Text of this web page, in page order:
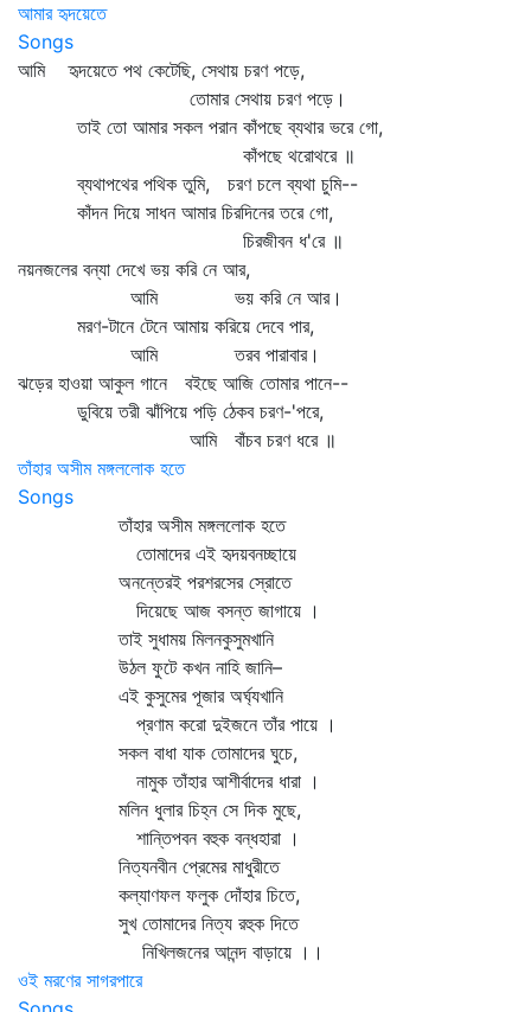
আমার হৃদয়েতে
Songs
আমি হৃদয়েতে পথ কেটেছি, সেথায় চরণ পড়ে,
তোমার সেথায় চরণ পড়ে।
তাই তো আমার সকল পরান কাঁপছে ব্যথার ভরে গো,
কাঁপছে থরোথরে ॥
ব্যথাপথের পথিক তুমি, চরণ চলে ব্যথা চুমি--
কাঁদন দিয়ে সাধন আমার চিরদিনের তরে গো,
চিরজীবন ধ'রে ॥
নয়নজলের বন্যা দেখে ভয় করি নে আর,
আমি ভয় করি নে আর।
মরণ-টানে টেনে আমায় করিয়ে দেবে পার,
আমি তরব পারাবার।
ঝড়ের হাওয়া আকুল গানে বইছে আজি তোমার পানে--
ডুবিয়ে তরী ঝাঁপিয়ে পড়ি ঠেকব চরণ-'পরে,
আমি বাঁচব চরণ ধরে ॥
তাঁহার অসীম মঙ্গললোক হতে
Songs
তাঁহার অসীম মঙ্গললোক হতে
তোমাদের এই হৃদয়বনচ্ছায়ে
অনন্তেরই পরশরসের স্রোতে
দিয়েছে আজ বসন্ত জাগায়ে ।
তাই সুধাময় মিলনকুসুমখানি
উঠল ফুটে কখন নাহি জানি–
এই কুসুমের পূজার অর্ঘ্যখানি
প্রণাম করো দুইজনে তাঁর পায়ে ।
সকল বাধা যাক তোমাদের ঘুচে,
নামুক তাঁহার আশীর্বাদের ধারা ।
মলিন ধুলার চিহ্ন সে দিক মুছে,
শান্তিপবন বহুক বন্ধহারা ।
নিত্যনবীন প্রেমের মাধুরীতে
কল্যাণফল ফলুক দোঁহার চিতে,
সুখ তোমাদের নিত্য রহুক দিতে
নিখিলজনের আনন্দ বাড়ায়ে ।।
ওই মরণের সাগরপারে